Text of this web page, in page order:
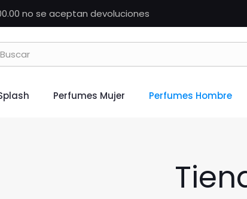
no se aceptan devoluciones
Perfumes Mujer Perfumes Hombre